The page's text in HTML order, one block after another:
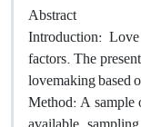
Abstract
Introduction:
factors. The
lovemaking based
Method: A sample